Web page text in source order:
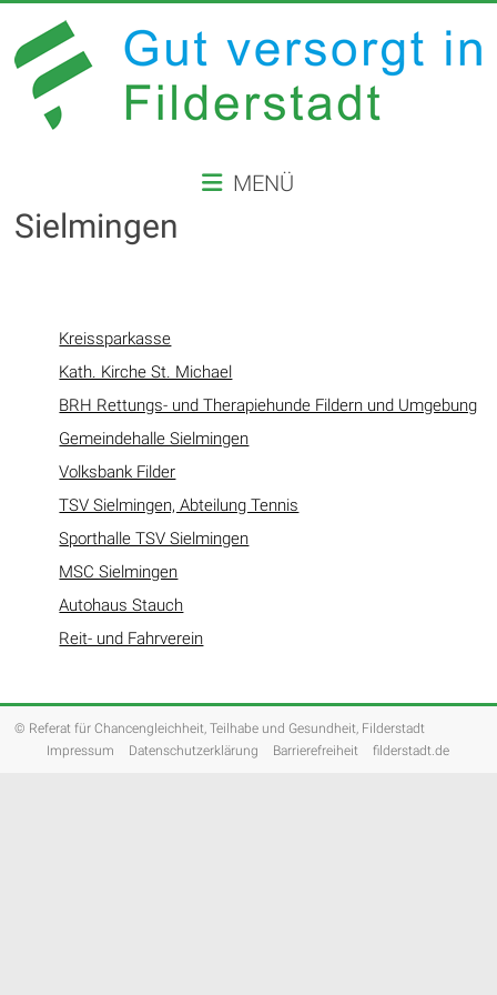
Inhalt
springen
VERSORGT
IN
Website
Filderstadt
MENÜ
Sielmingen
Kreissparkasse
Kath. Kirche St. Michael
BRH Rettungs- und Therapiehunde Fildern und Umgebung
Gemeindehalle Sielmingen
Volksbank Filder
TSV Sielmingen, Abteilung Tennis
Sporthalle TSV Sielmingen
MSC Sielmingen
Autohaus Stauch
Reit- und Fahrverein
© Referat für Chancengleichheit, Teilhabe und Gesundheit, Filderstadt
Impressum
Datenschutzerklärung Barrierefreiheit filderstadt.de